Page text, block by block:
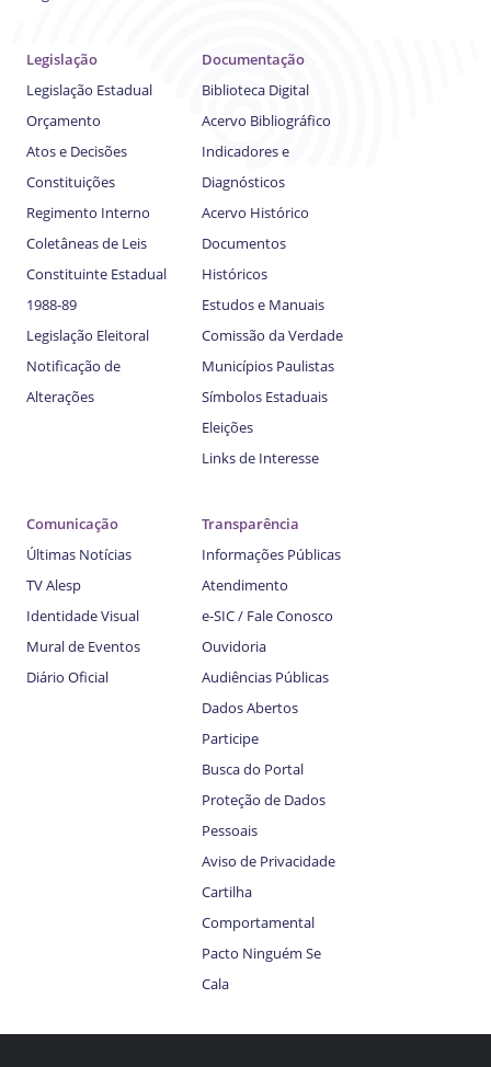
Legislação
Legislação Estadual
Orçamento
Atos e Decisões
Constituições
Regimento Interno
Coletâneas de Leis
Constituinte Estadual
1988-89
Legislação Eleitoral
Notificação de
Alterações
Documentação
Biblioteca Digital
Acervo Bibliográfico
Indicadores e
Diagnósticos
Acervo Histórico
Documentos
Históricos
Estudos e Manuais
Comissão da Verdade
Municípios Paulistas
Símbolos Estaduais
Eleições
Links de Interesse
Comunicação
Últimas Notícias
TV Alesp
Identidade Visual
Mural de Eventos
Diário Oficial
Transparência
Informações Públicas
Atendimento
e-SIC / Fale Conosco
Ouvidoria
Audiências Públicas
Dados Abertos
Participe
Busca do Portal
Proteção de Dados
Pessoais
Aviso de Privacidade
Cartilha
Comportamental
Pacto Ninguém Se
Cala